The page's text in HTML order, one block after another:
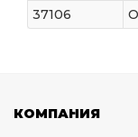
37106
КОМПАНИЯ